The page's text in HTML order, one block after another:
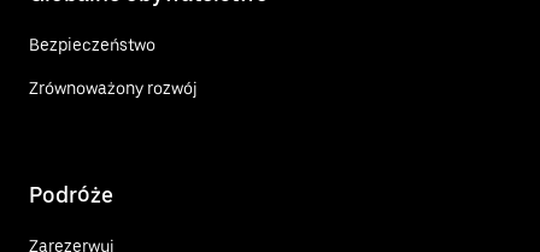
Bezpieczeństwo
Zrównoważony rozwój
Podróże
Zarezerwuj